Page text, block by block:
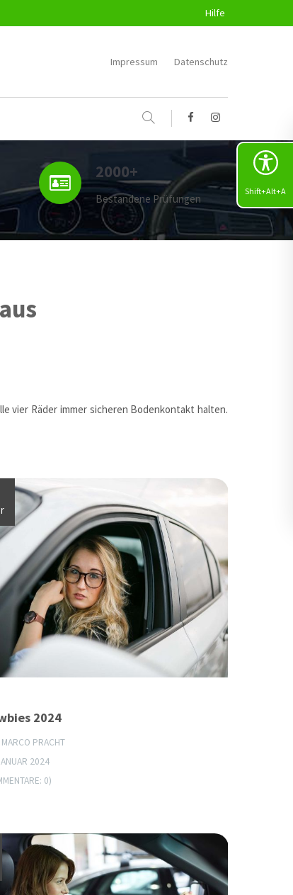
Hilfe
Impressum Datenschutz
2000+
Bestandene Prüfungen
aus
vier Räder immer sicheren Bodenkontakt halten.
2024
PRACHT
2024
0)
Shift+Alt+A